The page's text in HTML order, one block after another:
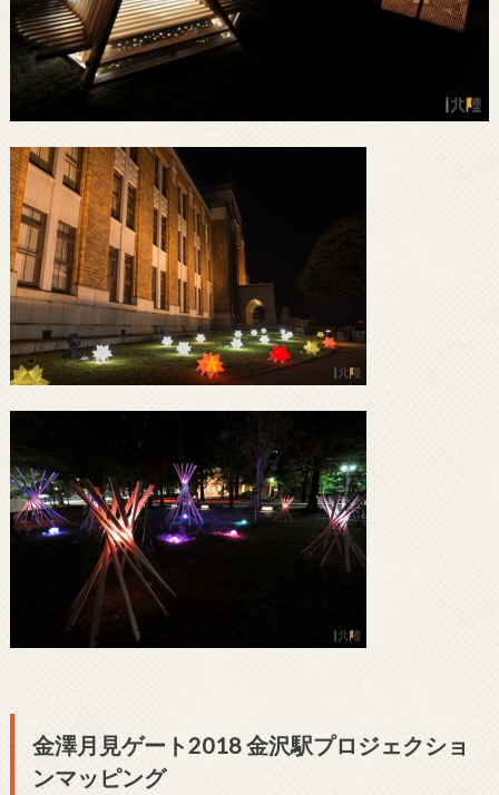
金澤月見ゲート2018 金沢駅プロジェクショ
ンマッピング